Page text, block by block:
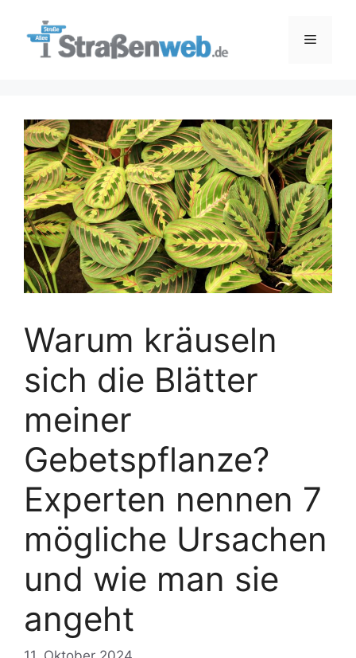
Menü
Warum kräuseln
sich die Blätter
meiner
Gebetspflanze?
Experten nennen 7
mögliche Ursachen
und wie man sie
angeht